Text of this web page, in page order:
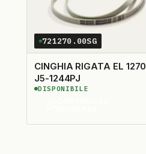
721270.00SG
CINGHIA RIGATA EL 1270
J5-1244PJ
DISPONIBILE